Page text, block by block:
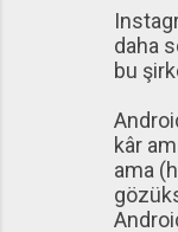
daha
bu
kâr
ama